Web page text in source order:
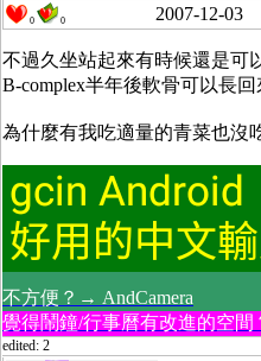
0 0 2007-12-03
不過久坐站起來有時候還是可
B-complex半年後軟骨可以長回
為什麼有我吃適量的青菜也沒
不方便？→ AndCamera
覺得鬧鐘/行事曆有改進的空
edited: 2